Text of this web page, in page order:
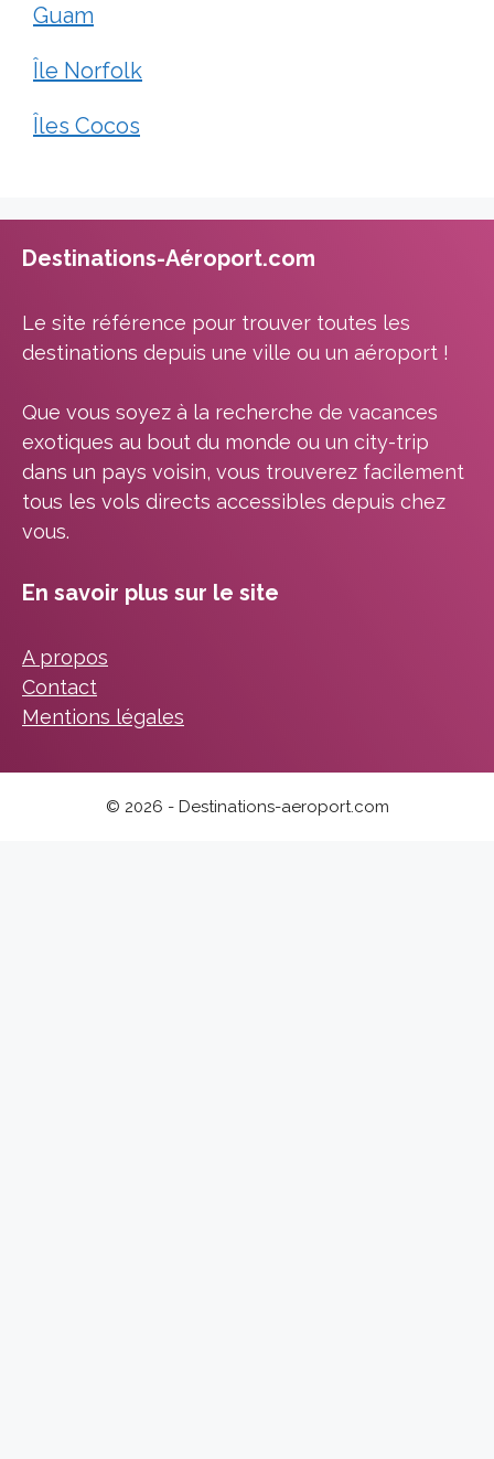
Guam
Île Norfolk
Îles Cocos
Destinations-Aéroport.com
Le site référence pour trouver toutes les
destinations depuis une ville ou un aéroport !
Que vous soyez à la recherche de vacances
exotiques au bout du monde ou un city-trip
dans un pays voisin, vous trouverez facilement
tous les vols directs accessibles depuis chez
vous.
En savoir plus sur le site
A propos
Contact
Mentions légales
© 2026 - Destinations-aeroport.com